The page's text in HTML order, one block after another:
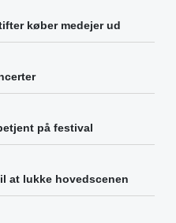
køber medejer ud
på festival
at lukke hovedscenen